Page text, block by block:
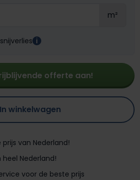
m²
i
offerte aan!
In winkelwagen
van Nederland!
heel Nederland!
voor de beste prijs